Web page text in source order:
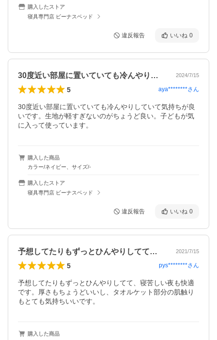
購入したストア
寝具専門店 ビーナスベッド
違反報告 いいね 0
30度近い部屋に置いていても冷んやりし… 2024/7/15
5 aya********さん
30度近い部屋に置いていても冷んやりしていて気持ちが良
いです。生地が軽すぎないのがちょうど良い。子どもが気
に入って使っています。
購入した商品
カラー/ネイビー、サイズ/-
購入したストア
寝具専門店 ビーナスベッド
違反報告 いいね 0
予想してたりもずっとひんやりしてて、寝… 2021/7/15
5 pys********さん
予想してたりもずっとひんやりしてて、寝苦しい夜も快適
です。厚さもちょうどいいし、タオルケット部分の肌触り
もとても気持ちいいです。
購入した商品